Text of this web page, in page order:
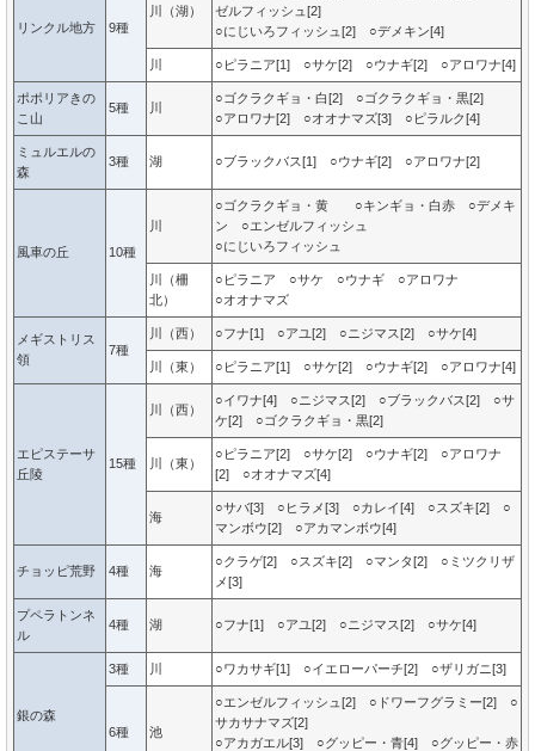
リンクル地方 9種
川（湖）
ゼルフィッシュ[2]
○にじいろフィッシュ[2] ○デメキン[4]
川 ○ピラニア[1] ○サケ[2] ○ウナギ[2] ○アロワナ[4]
ポポリアきの
こ山
5種 川
○ゴクラクギョ・白[2] ○ゴクラクギョ・黒[2]
○アロワナ[2] ○オオナマズ[3] ○ピラルク[4]
ミュルエルの
森
3種 湖 ○ブラックバス[1] ○ウナギ[2] ○アロワナ[2]
風車の丘 10種
川
○ゴクラクギョ・黄 ○キンギョ・白赤 ○デメキ
ン ○エンゼルフィッシュ
○にじいろフィッシュ
川（柵
北）
○ピラニア ○サケ ○ウナギ ○アロワナ
○オオナマズ
メギストリス
領
7種
川（西） ○フナ[1] ○アユ[2] ○ニジマス[2] ○サケ[4]
川（東） ○ピラニア[1] ○サケ[2] ○ウナギ[2] ○アロワナ[4]
エピステーサ
丘陵
15種
川（西）
○イワナ[4] ○ニジマス[2] ○ブラックバス[2] ○サ
ケ[2] ○ゴクラクギョ・黒[2]
川（東）
○ピラニア[2] ○サケ[2] ○ウナギ[2] ○アロワナ
[2] ○オオナマズ[4]
海
○サバ[3] ○ヒラメ[3] ○カレイ[4] ○スズキ[2] ○
マンボウ[2] ○アカマンボウ[4]
チョッピ荒野 4種 海
○クラゲ[2] ○スズキ[2] ○マンタ[2] ○ミツクリザ
メ[3]
プペラトンネ
ル
4種 湖 ○フナ[1] ○アユ[2] ○ニジマス[2] ○サケ[4]
銀の森
3種 川 ○ワカサギ[1] ○イエローパーチ[2] ○ザリガニ[3]
6種 池
○エンゼルフィッシュ[2] ○ドワーフグラミー[2] ○
サカサナマズ[2]
○アカガエル[3] ○グッピー・青[4] ○グッピー・赤